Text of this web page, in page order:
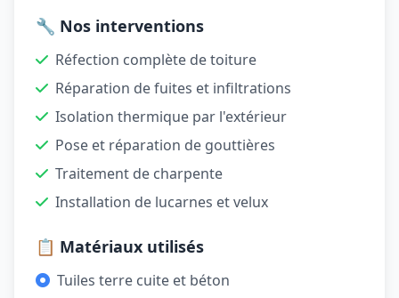
🔧 Nos interventions
Réfection complète de toiture
Réparation de fuites et infiltrations
Isolation thermique par l'extérieur
Pose et réparation de gouttières
Traitement de charpente
Installation de lucarnes et velux
📋 Matériaux utilisés
Tuiles terre cuite et béton